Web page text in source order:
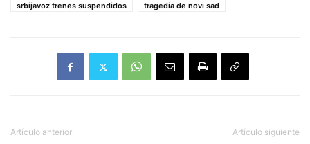
srbijavoz trenes suspendidos
tragedia de novi sad
Artículo anterior Artículo siguiente